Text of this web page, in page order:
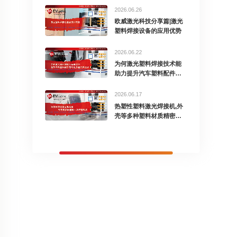
2026.06.26
欧威激光科技分享篇|激光
塑料焊接设备的应用优势
2026.06.22
为何激光塑料焊接技术能
助力提升汽车塑料配件密
2026.06.17
热塑性塑料激光焊接机,外
壳等多种塑料材质精密焊